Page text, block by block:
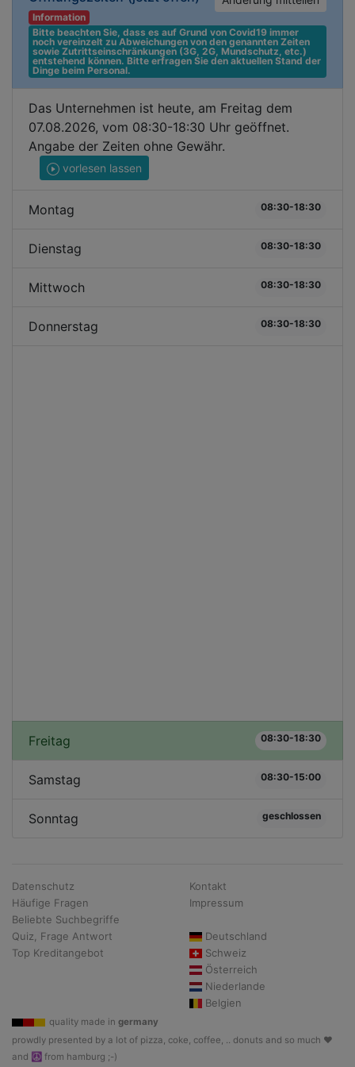
Information
Bitte beachten Sie, dass es auf Grund von Covid19 immer
noch vereinzelt zu Abweichungen von den genannten Zeiten
sowie Zutrittseinschränkungen (3G, 2G, Mundschutz, etc.)
entstehend können. Bitte erfragen Sie den aktuellen Stand der
Dinge beim Personal.
Das Unternehmen ist heute, am Freitag dem
07.08.2026, vom 08:30-18:30 Uhr geöffnet.
Angabe der Zeiten ohne Gewähr.
vorlesen lassen
Montag 08:30-18:30
Dienstag 08:30-18:30
Mittwoch 08:30-18:30
Donnerstag 08:30-18:30
Freitag 08:30-18:30
Samstag 08:30-15:00
Sonntag geschlossen
Datenschutz
Häufige Fragen
Beliebte Suchbegriffe
Quiz, Frage Antwort
Top Kreditangebot
Kontakt
Impressum
Deutschland
Schweiz
Österreich
Niederlande
Belgien
quality made in germany
prowdly presented by a lot of pizza, coke, coffee, .. donuts and so much ♥
and ☮ from hamburg ;-)